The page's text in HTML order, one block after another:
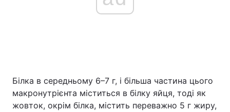
Білка в середньому 6–7 г, і більша частина цього
макронутрієнта міститься в білку яйця, тоді як
жовток, окрім білка, містить переважно 5 г жиру,